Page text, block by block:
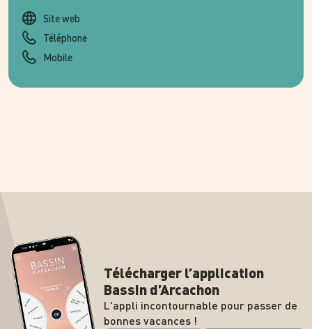
Site web
Téléphone
Mobile
Télécharger l’application
Bassin d’Arcachon
L'appli incontournable pour passer de
bonnes vacances !